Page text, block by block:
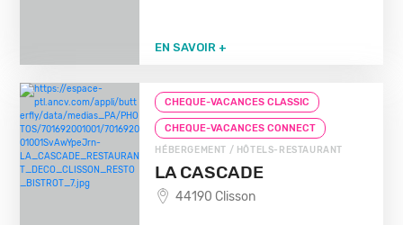
EN SAVOIR +
CHEQUE-VACANCES CLASSIC
CHEQUE-VACANCES CONNECT
HÉBERGEMENT / HÔTELS-RESTAURANT
LA CASCADE
44190 Clisson